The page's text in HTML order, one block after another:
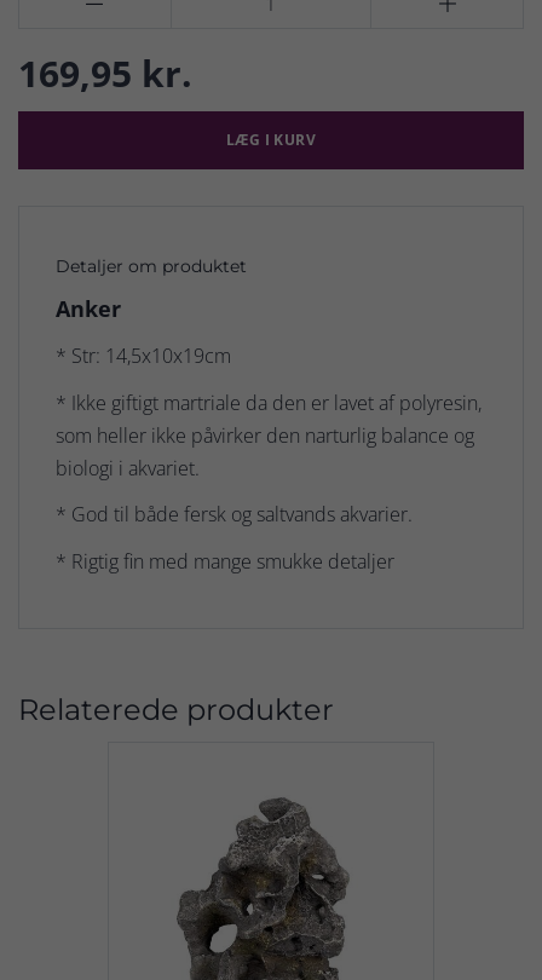
 
169,95 kr.
LÆG I KURV
Detaljer om produktet
Anker
* Str: 14,5x10x19cm
* Ikke giftigt martriale da den er lavet af polyresin,
som heller ikke påvirker den narturlig balance og
biologi i akvariet.
* God til både fersk og saltvands akvarier.
* Rigtig fin med mange smukke detaljer
Relaterede produkter